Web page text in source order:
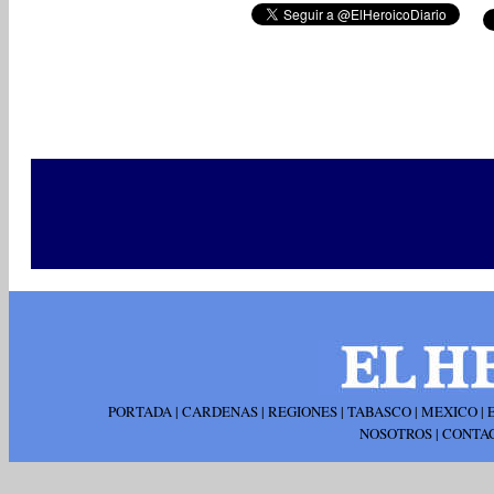
PORTADA| CARDENAS| REGIONES| TABASCO| MEXICO|
NOSOTROS|